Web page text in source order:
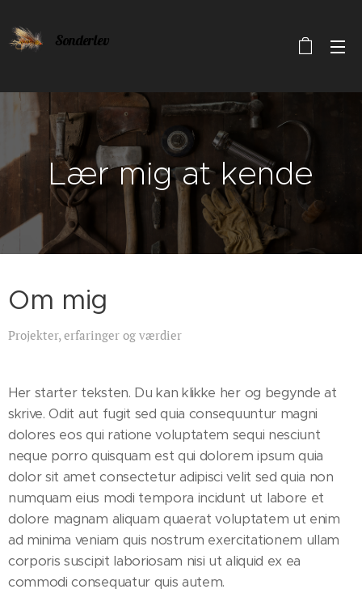
Sonderlev
Lær mig at kende
Om mig
Projekter, erfaringer og værdier
Her starter teksten. Du kan klikke her og begynde at
skrive. Odit aut fugit sed quia consequuntur magni
dolores eos qui ratione voluptatem sequi nesciunt
neque porro quisquam est qui dolorem ipsum quia
dolor sit amet consectetur adipisci velit sed quia non
numquam eius modi tempora incidunt ut labore et
dolore magnam aliquam quaerat voluptatem ut enim
ad minima veniam quis nostrum exercitationem ullam
corporis suscipit laboriosam nisi ut aliquid ex ea
commodi consequatur quis autem.